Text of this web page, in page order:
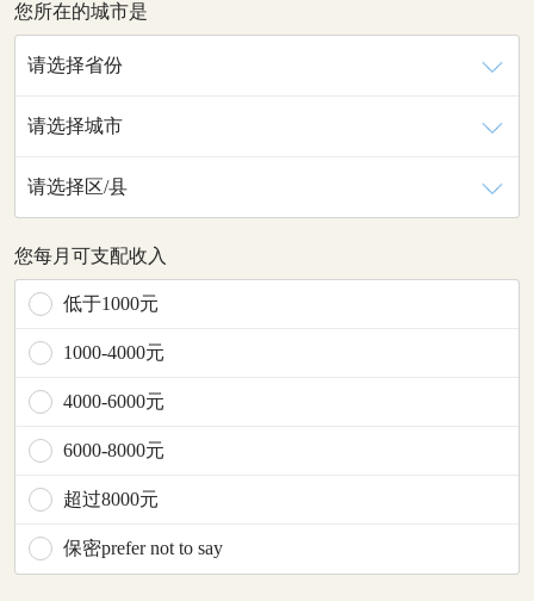
您所在的城市是
请选择省份
请选择城市
请选择区/县
您每月可支配收入
低于1000元
1000-4000元
4000-6000元
6000-8000元
超过8000元
保密prefer not to say